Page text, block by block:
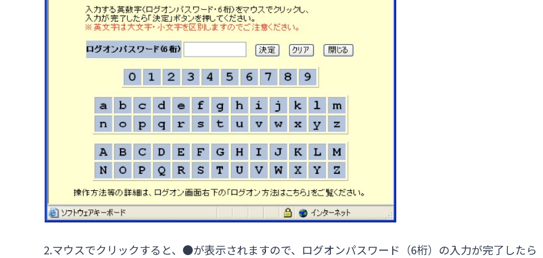
2.マウスでクリックすると、●が表示されますので、ログオンパスワード（6桁）の入力が完了したら